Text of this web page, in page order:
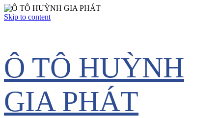
Skip to content
Ô TÔ HUỲNH
GIA PHÁT